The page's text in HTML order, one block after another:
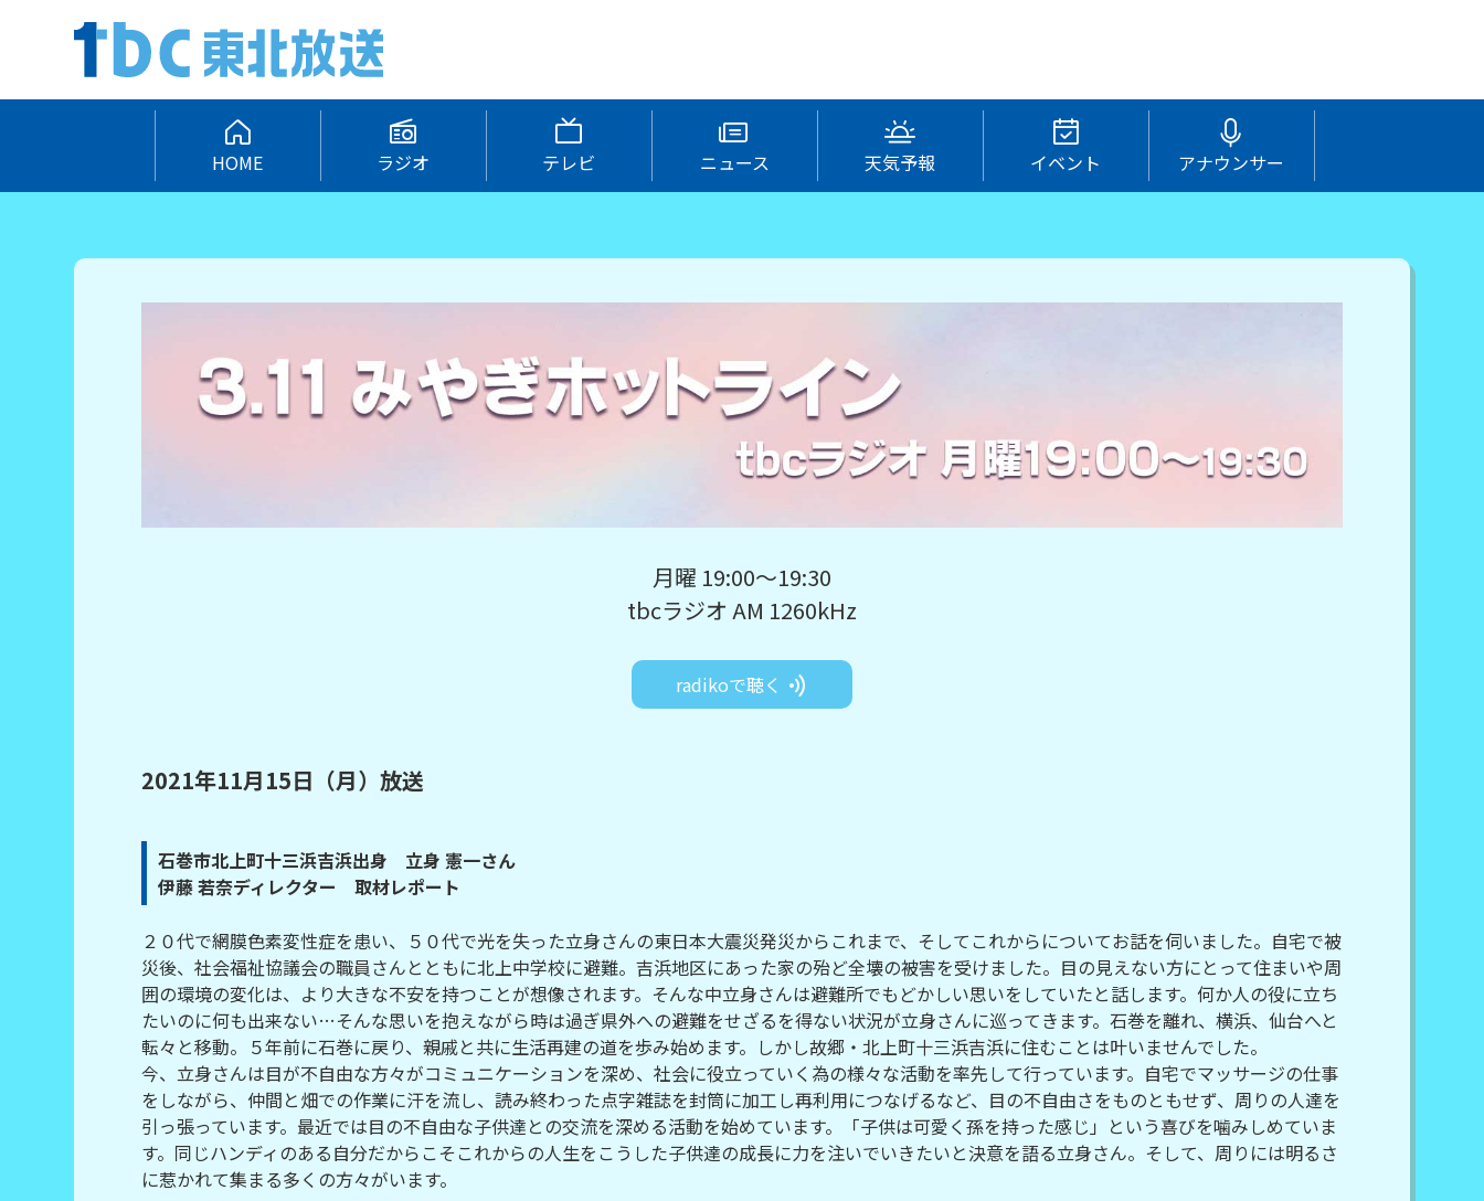
HOME ラジオ テレビ ニュース 天気予報 イベント アナウンサー
月曜 19:00～19:30
tbcラジオ AM 1260kHz
radikoで聴く
2021年11月15日（月）放送
石巻市北上町十三浜吉浜出身 立身 憲一さん
伊藤 若奈ディレクター 取材レポート
２０代で網膜色素変性症を患い、５０代で光を失った立身さんの東日本大震災発災からこれまで、そしてこれからについてお話を伺いました。自宅で被
災後、社会福祉協議会の職員さんとともに北上中学校に避難。吉浜地区にあった家の殆ど全壊の被害を受けました。目の見えない方にとって住まいや周
囲の環境の変化は、より大きな不安を持つことが想像されます。そんな中立身さんは避難所でもどかしい思いをしていたと話します。何か人の役に立ち
たいのに何も出来ない…そんな思いを抱えながら時は過ぎ県外への避難をせざるを得ない状況が立身さんに巡ってきます。石巻を離れ、横浜、仙台へと
転々と移動。５年前に石巻に戻り、親戚と共に生活再建の道を歩み始めます。しかし故郷・北上町十三浜吉浜に住むことは叶いませんでした。
今、立身さんは目が不自由な方々がコミュニケーションを深め、社会に役立っていく為の様々な活動を率先して行っています。自宅でマッサージの仕事
をしながら、仲間と畑での作業に汗を流し、読み終わった点字雑誌を封筒に加工し再利用につなげるなど、目の不自由さをものともせず、周りの人達を
引っ張っています。最近では目の不自由な子供達との交流を深める活動を始めています。「子供は可愛く孫を持った感じ」という喜びを噛みしめていま
す。同じハンディのある自分だからこそこれからの人生をこうした子供達の成長に力を注いでいきたいと決意を語る立身さん。そして、周りには明るさ
に惹かれて集まる多くの方々がいます。